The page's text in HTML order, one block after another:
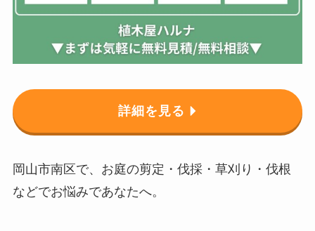
詳細を見る
岡山市南区で、お庭の剪定・伐採・草刈り・伐根
などでお悩みであなたへ。